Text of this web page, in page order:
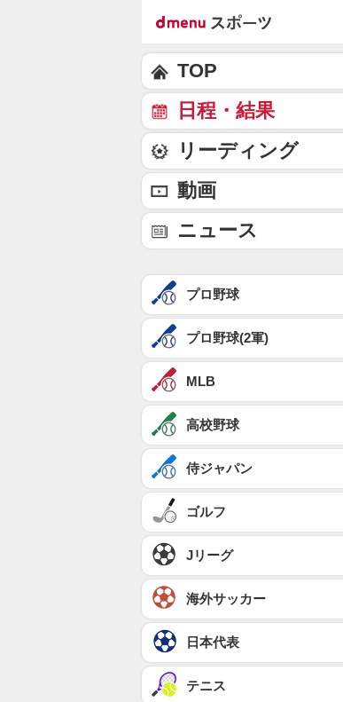
TOP
日程・結果
リーディング
動画
ニュース
プロ野球
プロ野球(2軍)
MLB
高校野球
侍ジャパン
ゴルフ
Jリーグ
海外サッカー
日本代表
テニス